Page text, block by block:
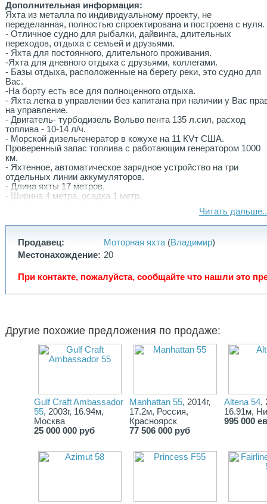
Дополнительная информация:
Яхта из металла по индивидуальному проекту, не
переделанная, полностью спроектирована и построена с нуля.
- Отличное судно для рыбалки, дайвинга, длительных
переходов, отдыха с семьей и друзьями.
- Яхта для постоянного, длительного проживания.
-Яхта для дневного отдыха с друзьями, коллегами.
- Базы отдыха, расположенные на берегу реки, это судно для
Вас.
-На борту есть все для полноценного отдыха.
- Яхта легка в управлении без капитана при наличии у Вас
на управление.
- Двигатель- турбодизель Вольво пента 135 л.сил, расход
топлива - 10-14 л/ч.
- Морской дизельгенератор в кожухе на 11 КVт США.
Проверенный запас топлива с работающим генератором 1000
км.
- Яхтенное, автоматическое зарядное устройство на три
отдельных линии аккумуляторов.
- Длина яхты 17 метров,
- Ширина 4 метра, осадка 1 метр.
- Три отдельных спальных каюты, плюс мягкие диваны в
- Кают-компания на 10 человек в случае непогоды.
- Кухонный гарнитур (нижняя палуба) и все внутренние трапы
из натурального дуба. Газовая плита на 4 конфорки,
микроволновка.
- Электро-водоснабжение горячее и холодное, фильтрация
морозильники.
-Отделка стен внутри кают тиковой фанерой из Финляндии.
- Стол под несущим навесом на улице (средняя палуба) на 12
посадочных мест.
на 15 человек. На площадке для лодки (самая верхняя
есть электролебедка для подъема лодки с мотором.
Звоните, все обсудим.
Читать
Продавец: Моторная яхта (Владимир)
Местонахождение: 20
При контакте, пожалуйста, сообщайте что нашли это
Другие похожие предложения по продаже:
Gulf Craft Ambassador
55, 2003г, 16.94м,
Москва
25 000 000 руб
Manhattan 55, 2014г,
17.2м, Россия,
Красноярск
77 506 000 руб
Altena 54,
16.91м,
995 000